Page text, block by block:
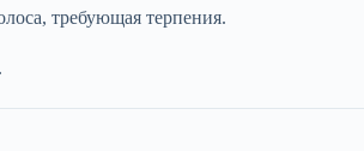
требующая терпения.